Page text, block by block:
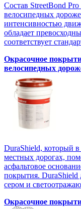
Состав StreetBond
велосипедных
интенсивностью
обладает
соответствует
Окрасочное
велосипедных
DuraShield, который в
местных дорогах,
асфальтовое
покрытия. DuraShield
сером и
Окрасочное